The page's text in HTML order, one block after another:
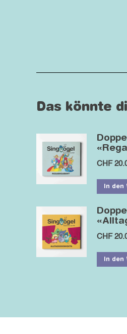
Das könnte
CHF
In den
CHF
In den